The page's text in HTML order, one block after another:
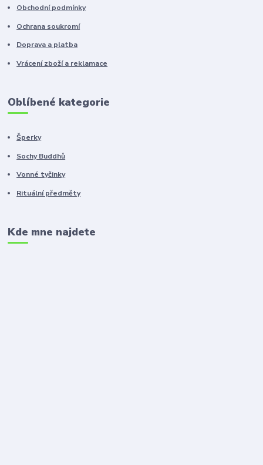
Obchodní podmínky
Ochrana soukromí
Doprava a platba
Vrácení zboží a reklamace
Oblíbené kategorie
Šperky
Sochy Buddhů
Vonné tyčinky
Rituální předměty
Kde mne najdete